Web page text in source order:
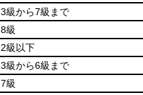
3級から7級まで
8級
2級以下
3級から6級まで
7級